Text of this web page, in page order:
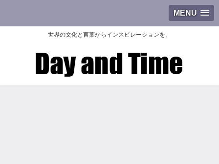
MENU
世界の文化と言葉からインスピレーションを。